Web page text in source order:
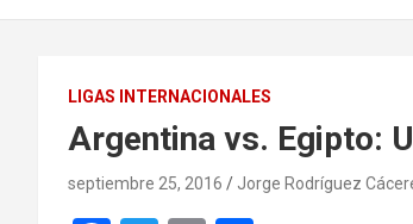
LIGAS INTERNACIONALES
Argentina vs. Egipto:
septiembre 25, 2016 Jorge Rodríguez